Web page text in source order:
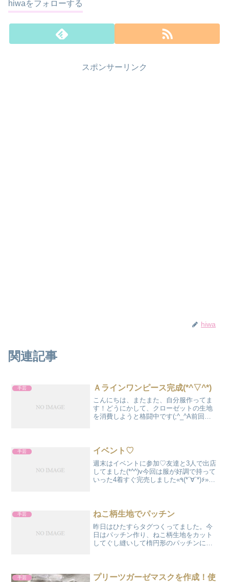
hiwaをフォローする
スポンサーリンク
hiwa
関連記事
手芸 Ａラインワンピース完成(*^▽^*)
こんにちは、またまた、自分服作ってま
す！どうにかして、クローゼットの生地
を消費しようと格闘中です(;^_^A前回、
から「Ａラインワン...
手芸 イベント♡
週末はイベントに参加♡友達と3人で出店
してました(*^^)v今回は服が好調で持って
いった4着すぐ完売しました«٩(*´∀`*)۶»私
り...
手芸 ねこ柄生地でパッチン
昨日はひたすらタグつくってました。今
日はパッチン作り、ねこ柄生地をカット
してぐし縫いして楕円形のパッチンにく
ン生地があったな...
手芸
プリーツガーゼマスクを作成！使